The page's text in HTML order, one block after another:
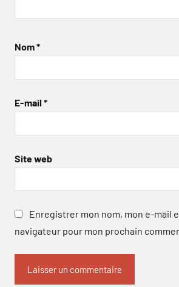
Nom*
E-mail *
Site web
Enregistrer mon nom, mon e-mail
navigateur pour mon prochain